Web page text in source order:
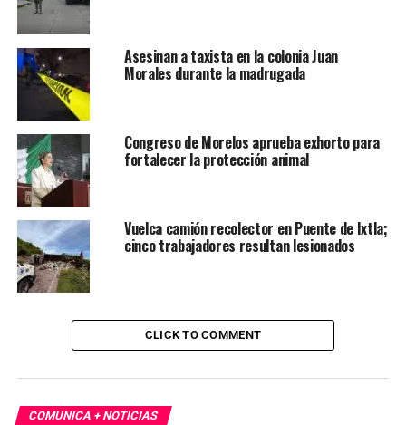
Asesinan a taxista en la colonia Juan
Morales durante la madrugada
Congreso de Morelos aprueba exhorto para
fortalecer la protección animal
Vuelca camión recolector en Puente de Ixtla;
cinco trabajadores resultan lesionados
CLICK TO COMMENT
COMUNICA + NOTICIAS